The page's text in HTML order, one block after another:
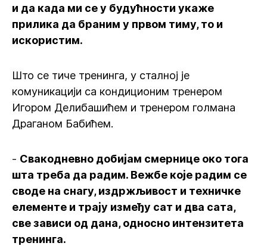
и да када ми се у будућности укаже
прилика да браним у првом тиму, то и
искористим.
Што се тиче тренинга, у сталној је
комуникацији са кондиционим тренером
Игором Делибашићем и тренером голмана
Драганом Бабићем.
- Свакодневно добијам смернице око тога
шта треба да радим. Вежбе које радим се
своде на снагу, издржљивост и техничке
елементе и трају између сат и два сата,
све зависи од дана, односно интензитета
тренинга.